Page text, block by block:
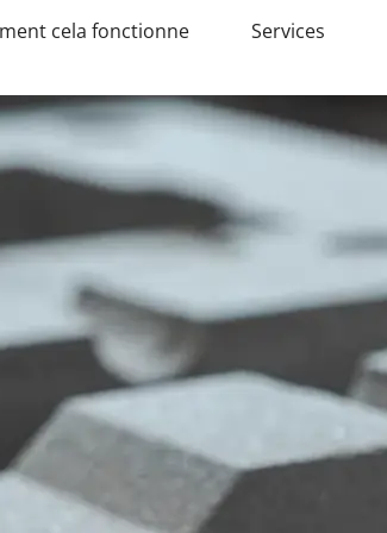
cela fonctionne Services